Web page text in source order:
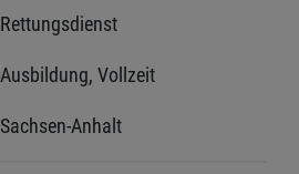
Rettungsdienst
Ausbildung, Vollzeit
Sachsen-Anhalt